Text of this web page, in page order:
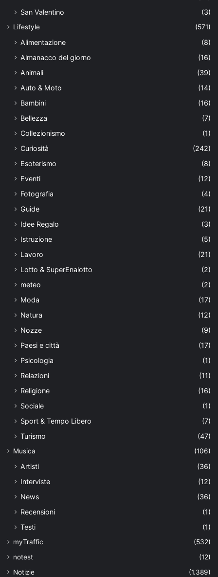
San Valentino
(3)
Lifestyle (571)
Alimentazione
(8)
Almanacco del giorno
(16)
Animali
(39)
Auto & Moto
(14)
Bambini
(16)
Bellezza
(7)
Collezionismo
(1)
Curiosità
(242)
Esoterismo
(8)
Eventi
(12)
Fotografia
(4)
Guide
(21)
Idee Regalo
(3)
Istruzione
(5)
Lavoro
(21)
Lotto & SuperEnalotto
(2)
meteo
(2)
Moda
(17)
Natura
(12)
Nozze
(9)
Paesi e città
(17)
Psicologia
(1)
Relazioni
(11)
Religione
(16)
Sociale
(1)
Sport & Tempo Libero
(7)
Turismo
(47)
Musica (106)
Artisti
(36)
Interviste
(12)
News
(36)
Recensioni
(1)
Testi
(1)
myTraffic
(532)
notest
(12)
Notizie
(1.389)